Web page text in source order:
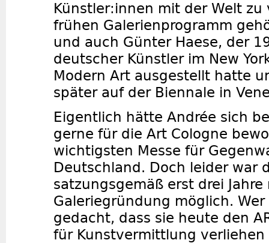
Künstler:innen mit der Welt
frühen Galerienprogramm
und auch Günter Haese, der
deutscher Künstler im New
Modern Art ausgestellt hatte
später auf der Biennale in
Eigentlich hätte Andrée sich
gerne für die Art Cologne
wichtigsten Messe für
Deutschland. Doch leider war
satzungsgemäß erst drei Jahre
Galeriegründung möglich.
gedacht, dass sie heute den
für Kunstvermittlung verliehen